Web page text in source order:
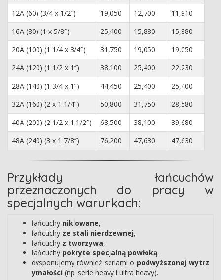
12A (60) (3/4 x 1/2″)
19,050 12,700
11,910
16A (80) (1 x 5/8″)
25,400 15,880
15,880
20A (100) (1 1/4 x 3/4″)
31,750 19,050
19,050
24A (120) (1 1/2 x 1″)
38,100 25,400
22,230
28A (140) (1 3/4 x 1″)
44,450 25,400
25,400
32A (160) (2 x 1 1/4″)
50,800 31,750
28,580
40A (200) (2 1/2 x 1 1/2″)
63,500 38,100
39,680
48A (240) (3 x 1 7/8″)
76,200 47,630 47,630
Przykłady łańcuchów
przeznaczonych do pracy w
specjalnych warunkach:
łańcuchy niklowane,
łańcuchy ze stali nierdzewnej,
łańcuchy z tworzywa,
łańcuchy pokryte specjalną powłoką.
dysponujemy również seriami o podwyższonej wytrz
ymałości (np. serie heavy i ultra heavy).